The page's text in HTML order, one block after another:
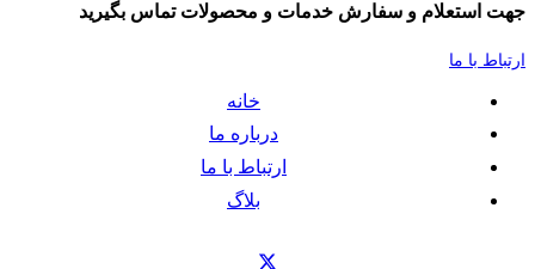
جهت استعلام و سفارش خدمات و محصولات تماس بگیرید
ارتباط با ما
خانه
درباره ما
ارتباط با ما
بلاگ